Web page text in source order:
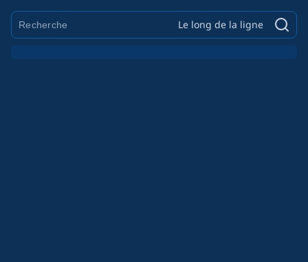
Le long de la ligne